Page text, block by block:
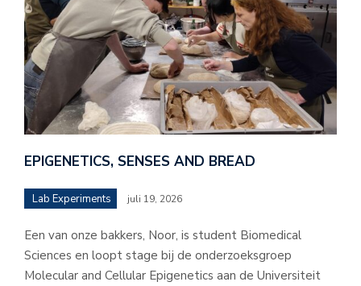
EPIGENETICS, SENSES AND BREAD
Lab Experiments juli 19, 2026
Een van onze bakkers, Noor, is student Biomedical
Sciences en loopt stage bij de onderzoeksgroep
Molecular and Cellular Epigenetics aan de Universiteit